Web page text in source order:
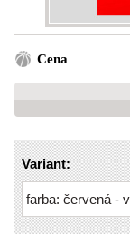
Cena
Variant: